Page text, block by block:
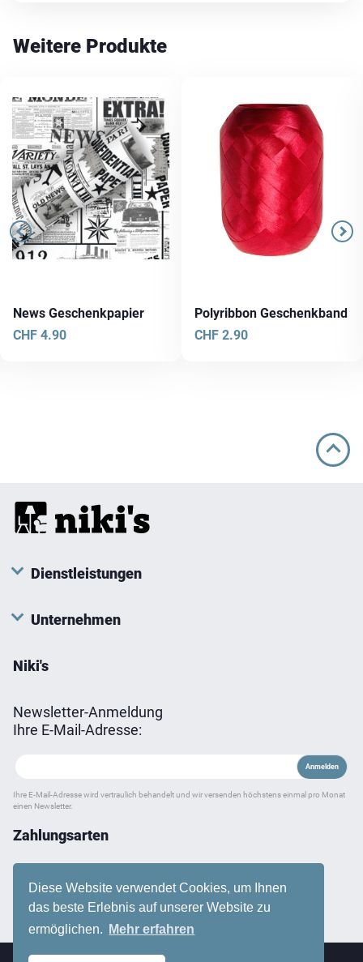
Diese Website verwendet Cookies, um Ihnen
das beste Erlebnis auf unserer Website zu
ermöglichen.
Mehr erfahren
Weitere Produkte
News Geschenkpapier
CHF 4.90
Polyribbon Geschenkband
CHF 2.90
Dienstleistungen
Unternehmen
Niki's
Newsletter-Anmeldung
Ihre E-Mail-Adresse:
Ihre E-Mail-Adresse wird vertraulich behandelt und wir versenden höchstens einmal pro Monat
einen Newsletter.
Zahlungsarten